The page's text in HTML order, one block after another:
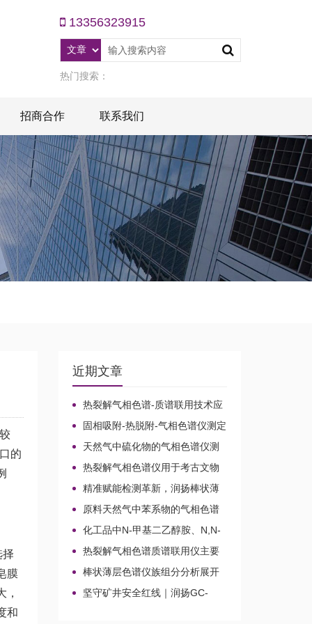
13356323915
热门搜索：
招商合作 联系我们
的
择
膜
，
和
近期文章
热裂解气相色谱-质谱联用技术应
用于贝叶经木质纤维素的微生物降
解机理
固相吸附-热脱附-气相色谱仪测定
无组织排放空气中15种乙酸酯类化
合物的含量
天然气中硫化物的气相色谱仪测
定方法比较及分析方法新技术
热裂解气相色谱仪用于考古文物
鉴定和古建筑材料分析
精准赋能检测革新，润扬棒状薄
层色谱仪铸就国产分析新标杆
原料天然气中苯系物的气相色谱
仪分析路线
化工品中N-甲基二乙醇胺、N,N-
二甲基乙醇胺、N-乙基二乙醇胺和
三乙醇胺的气相色谱仪测定
热裂解气相色谱质谱联用仪主要
应用领域
棒状薄层色谱仪族组分分析展开
剂的选择
坚守矿井安全红线｜润扬GC-